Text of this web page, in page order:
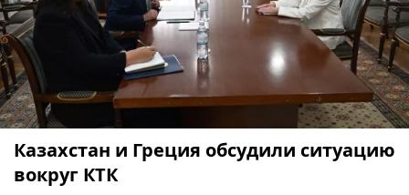
Казахстан и Греция обсудили ситуацию
вокруг КТК